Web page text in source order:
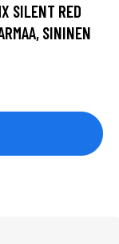
SILENT RED
SININEN